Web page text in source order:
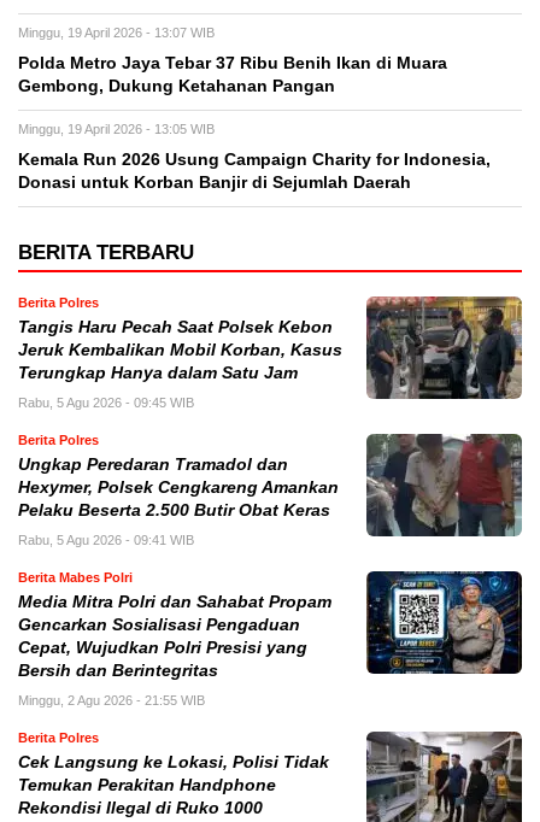
Minggu, 19 April 2026 - 13:07 WIB
Polda Metro Jaya Tebar 37 Ribu Benih Ikan di Muara
Gembong, Dukung Ketahanan Pangan
Minggu, 19 April 2026 - 13:05 WIB
Kemala Run 2026 Usung Campaign Charity for Indonesia,
Donasi untuk Korban Banjir di Sejumlah Daerah
BERITA TERBARU
Berita Polres
Tangis Haru Pecah Saat Polsek Kebon
Jeruk Kembalikan Mobil Korban, Kasus
Terungkap Hanya dalam Satu Jam
Rabu, 5 Agu 2026 - 09:45 WIB
Berita Polres
Ungkap Peredaran Tramadol dan
Hexymer, Polsek Cengkareng Amankan
Pelaku Beserta 2.500 Butir Obat Keras
Rabu, 5 Agu 2026 - 09:41 WIB
Berita Mabes Polri
Media Mitra Polri dan Sahabat Propam
Gencarkan Sosialisasi Pengaduan
Cepat, Wujudkan Polri Presisi yang
Bersih dan Berintegritas
Minggu, 2 Agu 2026 - 21:55 WIB
Berita Polres
Cek Langsung ke Lokasi, Polisi Tidak
Temukan Perakitan Handphone
Rekondisi Ilegal di Ruko 1000